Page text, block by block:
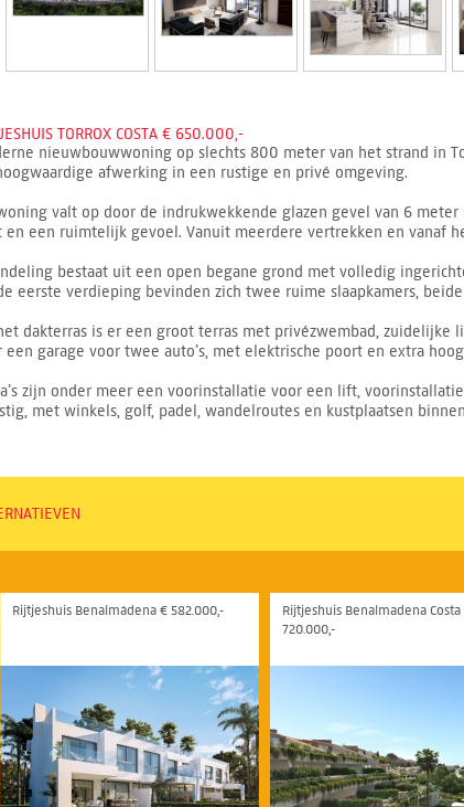
TORROX COSTA € 650.000,-
nieuwbouwwoning op slechts 800 meter van het strand in
afwerking in een rustige en privé omgeving.
valt op door de indrukwekkende glazen gevel van 6
en een ruimtelijk gevoel. Vanuit meerdere vertrekken en vanaf
bestaat uit een open begane grond met volledig
eerste verdieping bevinden zich twee ruime slaapkamers,
dakterras is er een groot terras met privézwembad,
een garage voor twee auto’s, met elektrische poort en extra
zijn onder meer een voorinstallatie voor een lift,
met winkels, golf, padel, wandelroutes en kustplaatsen
Rijtjeshuis Benalmádena € 582.000,-
Rijtjeshuis Benalmadena Costa
720.000,-